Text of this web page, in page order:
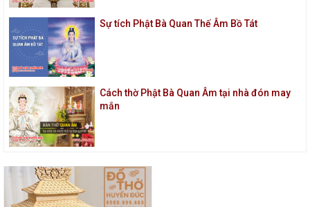
Sự tích Phật Bà Quan Thế Âm Bồ Tát
Cách thờ Phật Bà Quan Âm tại nhà đón may
mắn